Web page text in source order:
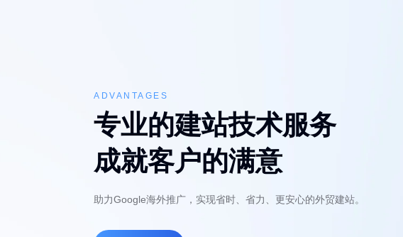
ADVANTAGES
专业的建站技术服务
成就客户的满意
助力Google海外推广，实现省时、省力、更安心的外贸建站。